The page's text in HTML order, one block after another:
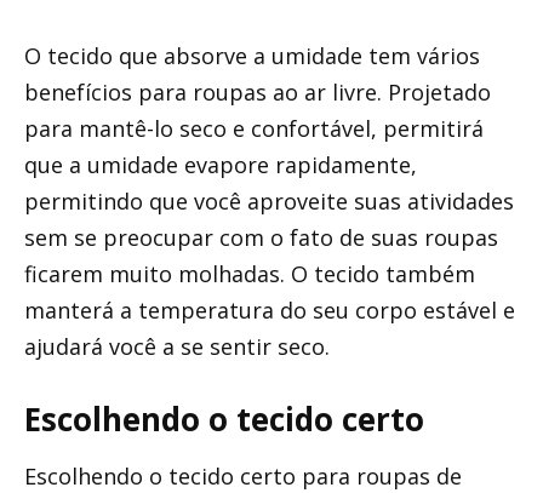
O tecido que absorve a umidade tem vários
benefícios para roupas ao ar livre. Projetado
para mantê-lo seco e confortável, permitirá
que a umidade evapore rapidamente,
permitindo que você aproveite suas atividades
sem se preocupar com o fato de suas roupas
ficarem muito molhadas. O tecido também
manterá a temperatura do seu corpo estável e
ajudará você a se sentir seco.
Escolhendo o tecido certo
Escolhendo o tecido certo para roupas de